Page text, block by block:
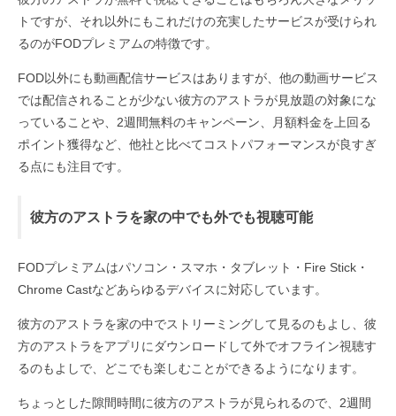
トですが、それ以外にもこれだけの充実したサービスが受けられ
るのがFODプレミアムの特徴です。
FOD以外にも動画配信サービスはありますが、他の動画サービス
では配信されることが少ない彼方のアストラが見放題の対象にな
っていることや、2週間無料のキャンペーン、月額料金を上回る
ポイント獲得など、他社と比べてコストパフォーマンスが良すぎ
る点にも注目です。
彼方のアストラを家の中でも外でも視聴可能
FODプレミアムはパソコン・スマホ・タブレット・Fire Stick・
Chrome Castなどあらゆるデバイスに対応しています。
彼方のアストラを家の中でストリーミングして見るのもよし、彼
方のアストラをアプリにダウンロードして外でオフライン視聴す
るのもよしで、どこでも楽しむことができるようになります。
ちょっとした隙間時間に彼方のアストラが見られるので、2週間